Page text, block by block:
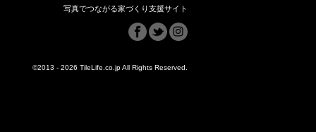
写真でつながる家づくり支援サイト
©2013 - 2026 TileLife.co.jp All Rights Reserved.